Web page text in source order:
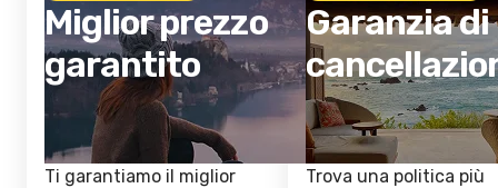
Miglior prezzo
garantito
Ti garantiamo il miglior
Garanzia di
Trova una politica più